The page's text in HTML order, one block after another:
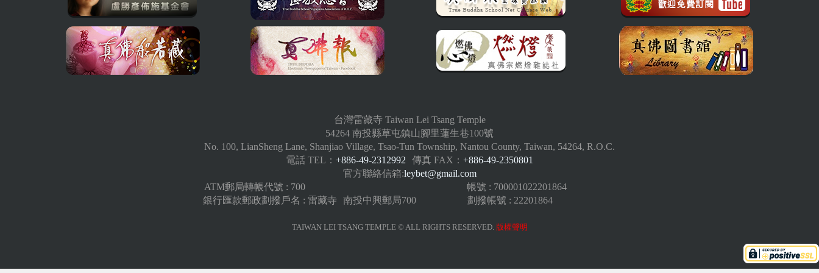
台灣雷藏寺 Taiwan Lei Tsang Temple
54264 南投縣草屯鎮山腳里蓮生巷100號
No. 100, LianSheng Lane, Shanjiao Village, Tsao-Tun Township, Nantou County, Taiwan, 54264, R.O.C.
電話 TEL： +886-49-2312992 傳真 FAX： +886-49-2350801
官方聯絡信箱:leybet@gmail.com
ATM郵局轉帳代號 : 700
帳號 : 700001022201864
銀行匯款郵政劃撥戶名 : 雷藏寺 南投中興郵局700 劃撥帳號 : 22201864
TAIWAN LEI TSANG TEMPLE © ALL RIGHTS RESERVED. 版權聲明